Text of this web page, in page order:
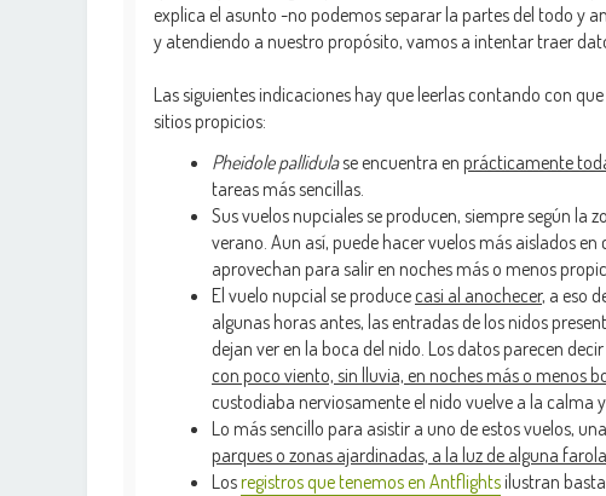
explica el asunto -no podemos separar la partes del todo y
y atendiendo a nuestro propósito, vamos a intentar traer
Las siguientes indicaciones hay que leerlas contando con
sitios propicios:
Pheidole pallidulase encuentra en prácticamente
tareas más sencillas.
Sus vuelos nupciales se producen, siempre según la
verano. Aun así, puede hacer vuelos más aislados
aprovechan para salir en noches más o menos
El vuelo nupcial se produce casi al anochecer, a eso
algunas horas antes, las entradas de los nidos
dejan ver en la boca del nido. Los datos parecen
con poco viento, sin lluvia, en noches más o menos
custodiaba nerviosamente el nido vuelve a la calma
Lo más sencillo para asistir a uno de estos vuelos,
parques o zonas ajardinadas, a la luz de alguna farola
Losregistros que tenemos en Antflights ilustran